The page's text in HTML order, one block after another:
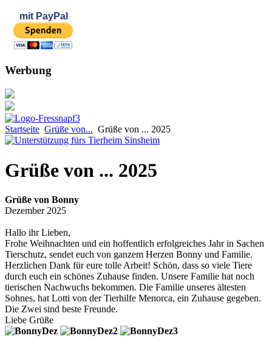
mit PayPal
Werbung
Startseite Grüße von... Grüße von ... 2025
Grüße von ... 2025
Grüße von Bonny
Dezember 2025
Hallo ihr Lieben,
Frohe Weihnachten und ein hoffentlich erfolgreiches Jahr in Sachen
Tierschutz, sendet euch von ganzem Herzen Bonny und Familie.
Herzlichen Dank für eure tolle Arbeit! Schön, dass so viele Tiere
durch euch ein schönes Zuhause finden. Unsere Familie hat noch
tierischen Nachwuchs bekommen. Die Familie unseres ältesten
Sohnes, hat Lotti von der Tierhilfe Menorca, ein Zuhause gegeben.
Die Zwei sind beste Freunde.
Liebe Grüße